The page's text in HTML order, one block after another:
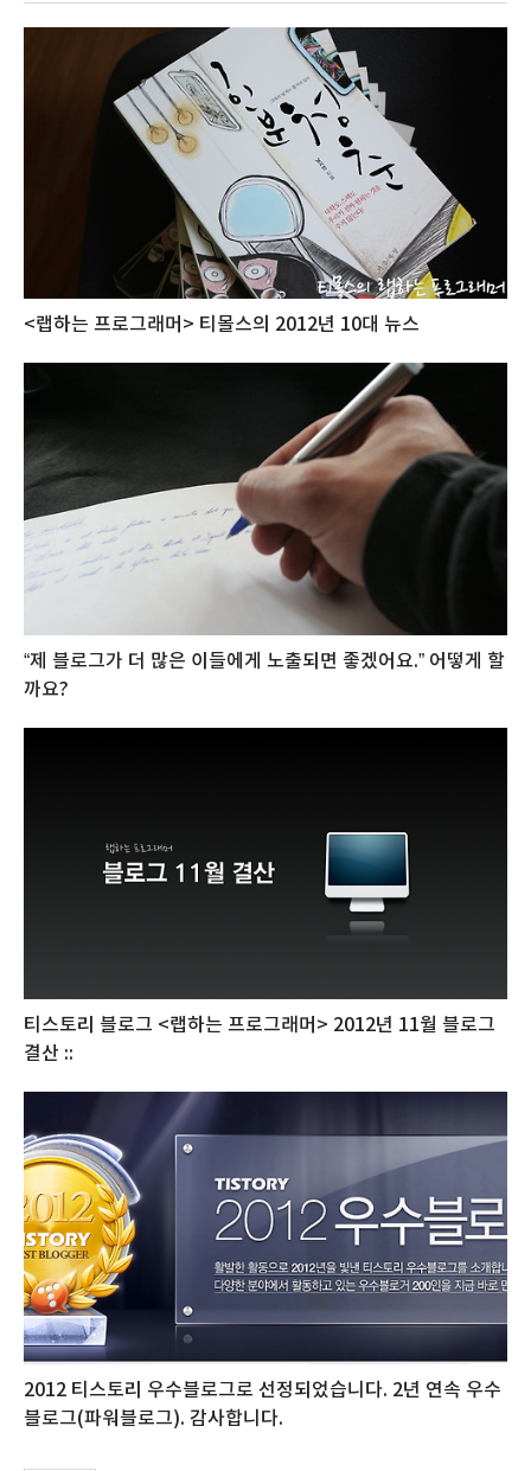
<랩하는 프로그래머> 티몰스의 2012년 10대 뉴스
“제 블로그가 더 많은 이들에게 노출되면 좋겠어요.” 어떻게 할
까요?
티스토리 블로그 <랩하는 프로그래머> 2012년 11월 블로그
결산 ::
2012 티스토리 우수블로그로 선정되었습니다. 2년 연속 우수
블로그(파워블로그). 감사합니다.